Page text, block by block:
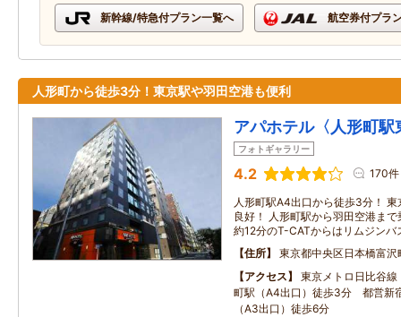
新幹線/特急付プラン一覧へ 航空券付プラ
人形町から徒歩3分！東京駅や羽田空港も便利
アパホテル〈人形町駅
フォトギャラリー
4.2 170件
人形町駅A4出口から徒歩3分！
良好！ 人形町駅から羽田空港ま
約12分のT-CATからはリムジンバ
住所
東京都中央区日本橋富沢
アクセス
東京メトロ日比谷
町駅（A4出口）徒歩3分 都営新
（A3出口）徒歩6分